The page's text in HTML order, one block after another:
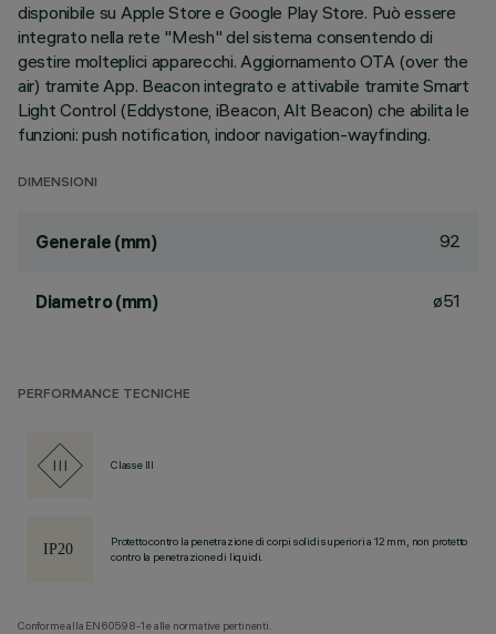
disponibile su Apple Store e Google Play Store. Può essere
integrato nella rete "Mesh" del sistema consentendo di
gestire molteplici apparecchi. Aggiornamento OTA (over the
air) tramite App. Beacon integrato e attivabile tramite Smart
Light Control (Eddystone, iBeacon, Alt Beacon) che abilita le
funzioni: push notification, indoor navigation-wayfinding.
DIMENSIONI
Generale (mm) 92
Diametro (mm) ø51
PERFORMANCE TECNICHE
Classe III
Protetto contro la penetrazione di corpi solidi superiori a 12 mm, non protetto
contro la penetrazione di liquidi.
Conforme alla EN60598-1 e alle normative pertinenti.